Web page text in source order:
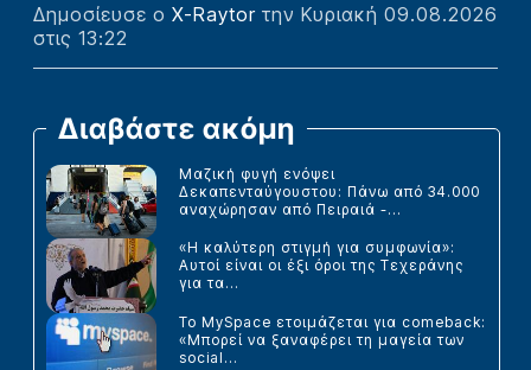
Δημοσίευσε ο X-Raytor την Κυριακή 09.08.2026
στις 13:22
Διαβάστε ακόμη
Μαζική φυγή ενόψει
Δεκαπενταύγουστου: Πάνω από 34.000
αναχώρησαν από Πειραιά -...
«Η καλύτερη στιγμή για συμφωνία»:
Αυτοί είναι οι έξι όροι της Τεχεράνης
για τα...
Το MySpace ετοιμάζεται για comeback:
«Μπορεί να ξαναφέρει τη μαγεία των
social...